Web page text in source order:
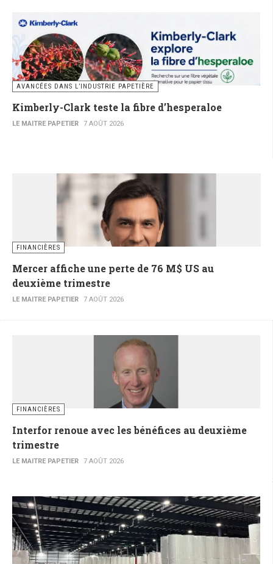
AVANCÉES DANS L’INDUSTRIE PAPETIÈRE
Kimberly-Clark teste la fibre d’hesperaloe
LE MAITRE PAPETIER 7 AOÛT 2026
FINANCIÈRES
Mercer affiche une perte de 76 M$ US au
deuxième trimestre
LE MAITRE PAPETIER 7 AOÛT 2026
FINANCIÈRES
Interfor renoue avec les bénéfices au deuxième
trimestre
LE MAITRE PAPETIER 7 AOÛT 2026